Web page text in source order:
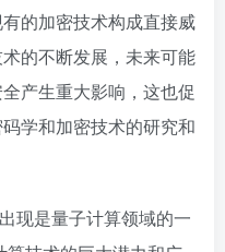
的加密技术构成直接威
的不断发展，未来可能
产生重大影响，这也促
学和加密技术的研究和
现是量子计算领域的一